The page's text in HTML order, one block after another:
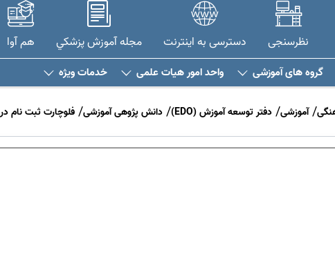
نظرسنجی دسترسی به اینترنت مجله آموزش پزشکي هم آوا
گروه های آموزشی واحد امور هیات علمی خدمات ویژه
آموزشی دفتر توسعه آموزش (EDO) دانش پژوهی آموزشی فلوچارت ثبت نام